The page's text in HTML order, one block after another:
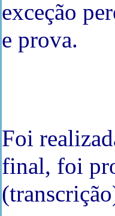
exceção
e prova.
Foi
final, foi